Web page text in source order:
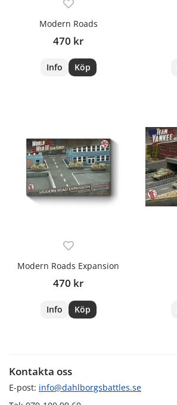
Modern Roads
470 kr
Info Köp
Modern Roads Expansion
470 kr
Info Köp
Kontakta oss
E-post: info@dahlborgsbattles.se